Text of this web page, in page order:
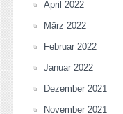
April 2022
März 2022
Februar 2022
Januar 2022
Dezember 2021
November 2021